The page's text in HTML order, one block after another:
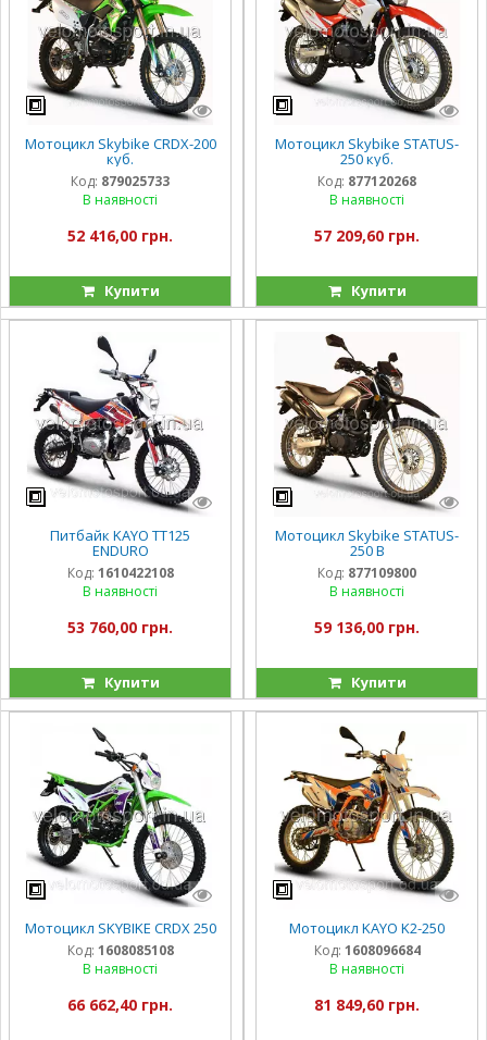
Мотоцикл Skybike CRDX-200
куб.
Код: 879025733
В наявності
52 416,00 грн.
Купити
Мотоцикл Skybike STATUS-
250 куб.
Код: 877120268
В наявності
57 209,60 грн.
Купити
Питбайк KAYO TT125
ENDURO
Код: 1610422108
В наявності
53 760,00 грн.
Купити
Мотоцикл Skybike STATUS-
250 B
Код: 877109800
В наявності
59 136,00 грн.
Купити
Мотоцикл SKYBIKE CRDX 250
Код: 1608085108
В наявності
66 662,40 грн.
Мотоцикл KAYO K2-250
Код: 1608096684
В наявності
81 849,60 грн.